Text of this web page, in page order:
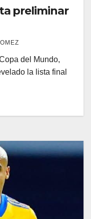
preliminar
del Mundo,
la lista final